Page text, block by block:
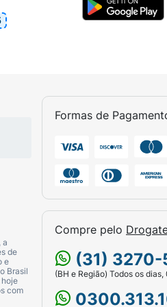
única diária.
como o estado de mal
médica.
a
de
e
Brasil
hoje
com
Formas de
Compre pelo
(31)
(BH e Região) Todos os